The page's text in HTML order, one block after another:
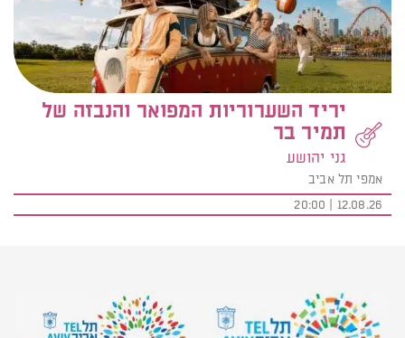
יריד השערוריות המפואר והנבזה של
תמיר בר
גני יהושע
אמפי תל אביב
12.08.26 | 20:00